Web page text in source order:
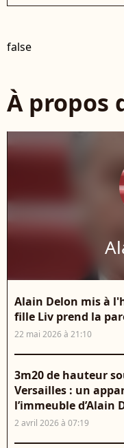
false
À propos
Alain Delon mis à
fille Liv prend la
22 mai 2026 à 21:10
3m20 de hauteur
Versailles : un
l’immeuble d’Alain
2 avril 2026 à 07:19